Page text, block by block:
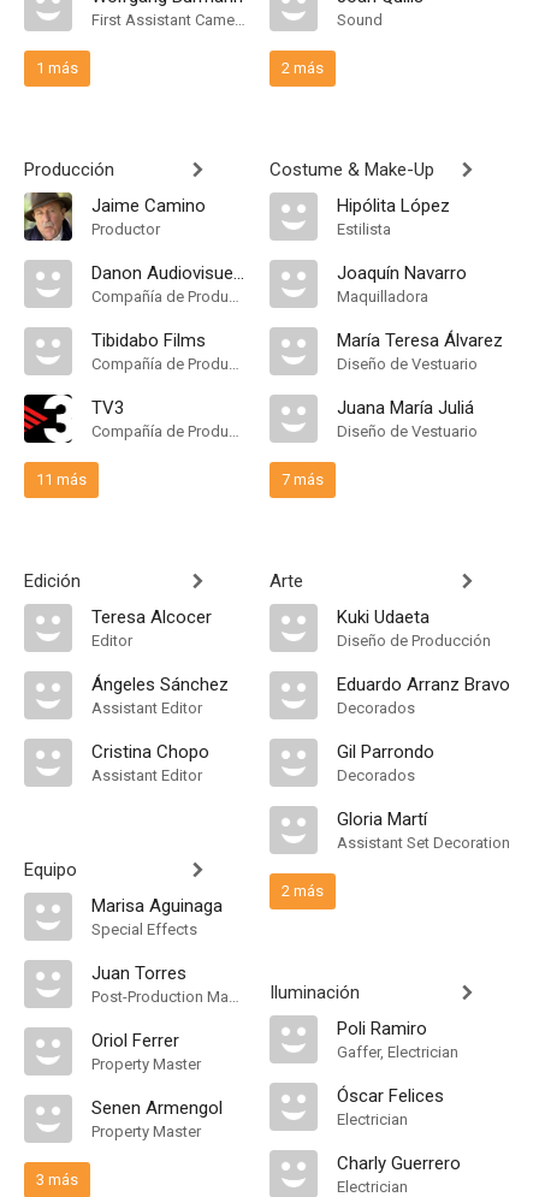
First Assistant Camera
1 más
Producción
Jaime Camino
Productor
Danon Audiovisuel S.A
Compañía de Produccion
Tibidabo Films
Compañía de Produccion
TV3
Compañía de Produccion
11 más
Edición
Teresa Alcocer
Editor
Ángeles Sánchez
Assistant Editor
Cristina Chopo
Assistant Editor
Equipo
Marisa Aguinaga
Special Effects
Juan Torres
Post-Production Manager
Oriol Ferrer
Property Master
Senen Armengol
Property Master
3 más
Sound
2 más
Costume & Make-Up
Hipólita López
Estilista
Joaquín Navarro
Maquilladora
María Teresa Álvarez
Diseño de Vestuario
Juana María Juliá
Diseño de Vestuario
7 más
Arte
Kuki Udaeta
Diseño de Producción
Eduardo Arranz Bravo
Decorados
Gil Parrondo
Decorados
Gloria Martí
Assistant Set Decoration
2 más
Iluminación
Poli Ramiro
Gaffer, Electrician
Óscar Felices
Electrician
Charly Guerrero
Electrician